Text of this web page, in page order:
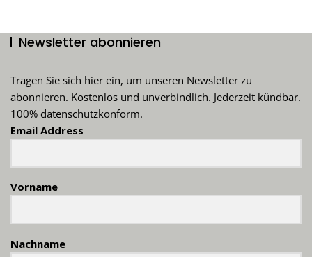
Newsletter abonnieren
Tragen Sie sich hier ein, um unseren Newsletter zu
abonnieren. Kostenlos und unverbindlich. Jederzeit kündbar.
100% datenschutzkonform.
Email Address
Vorname
Nachname